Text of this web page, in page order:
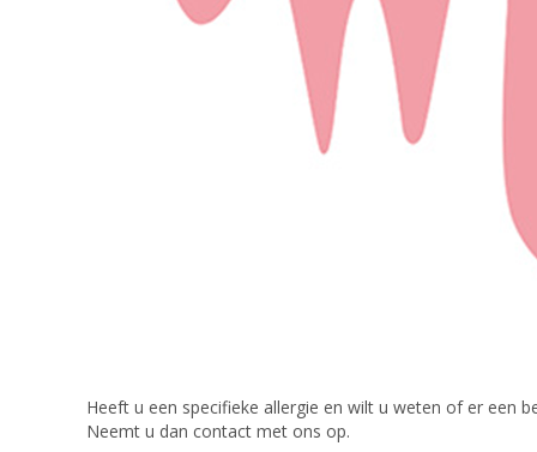
Heeft u een specifieke allergie en wilt u weten of er een
Neemt u dan contact met ons op.